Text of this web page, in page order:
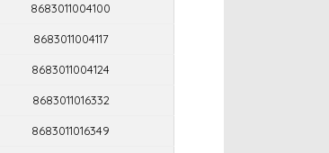
8683011004100
8683011004117
8683011004124
8683011016332
8683011016349